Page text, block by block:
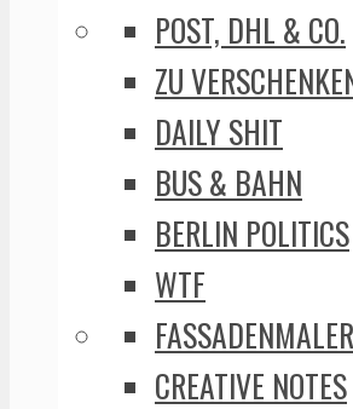
POST, DHL & CO.
ZU
DAILY SHIT
BUS & BAHN
BERLIN POLITICS
WTF
CREATIVE NOTES